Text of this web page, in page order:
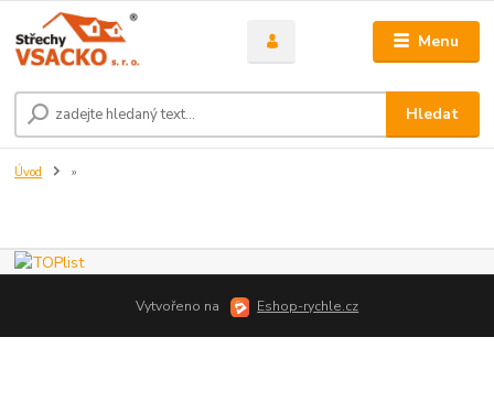
Menu
Hledat
Úvod »
Vytvořeno na Eshop-rychle.cz